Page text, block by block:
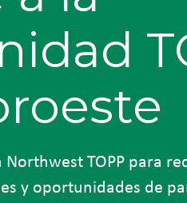
Northwest TOPP para
y oportunidades de